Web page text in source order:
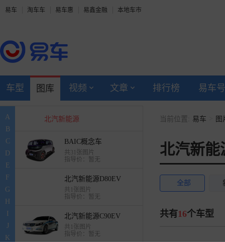
易车 淘车车 易车惠 易鑫金融 本地车市
车型 图库 视频 文章 排行榜 易车号
A
B
C
D
E
F
G
H
J
K
北汽昌河
北汽幻速
北汽新能源
BAIC概念车
共31张图片
指导价：暂无
北汽新能源D80EV
共1张图片
指导价：暂无
北汽新能源C90EV
共1张图片
指导价：暂无
当前位置: 易车 图
北汽新能
全部
共有16个车型